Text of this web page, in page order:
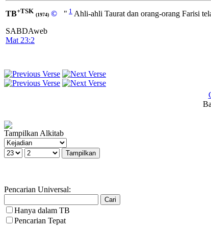
TB+TSK (1974) ©
SABDAweb
Mat 23:2
" 1 Ahli-ahli Taurat dan orang-orang Farisi
Tampilkan Alkitab
Pencarian Universal:
Hanya dalam TB
Pencarian Tepat